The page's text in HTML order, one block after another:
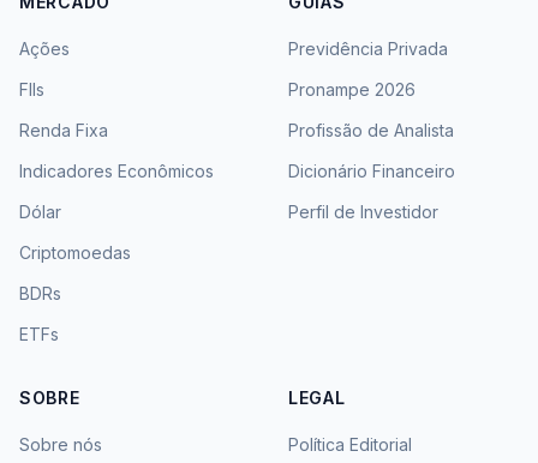
Ações
FIIs
Renda Fixa
Indicadores Econômicos
Dólar
Criptomoedas
BDRs
ETFs
Previdência Privada
Pronampe 2026
Profissão de Analista
Dicionário Financeiro
Perfil de Investidor
SOBRE
Sobre nós
LEGAL
Política Editorial